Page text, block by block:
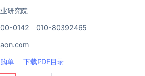
研究院
0142 010-80392465
单 下载PDF目录